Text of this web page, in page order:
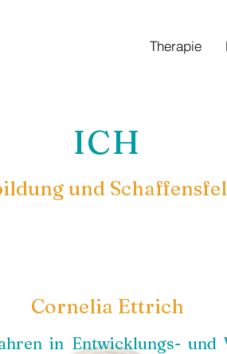
Therapie
ICH
und
Cornelia Ettrich
in Entwicklungs- und